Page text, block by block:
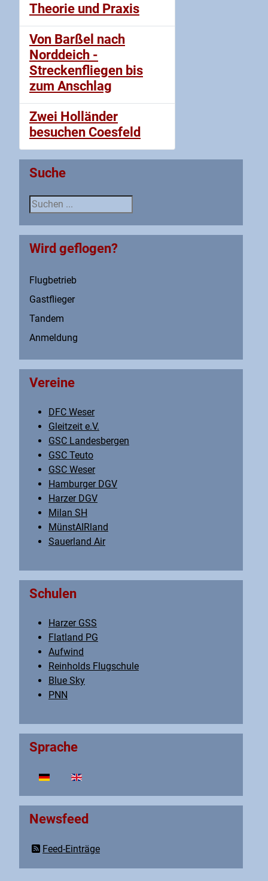
Theorie und Praxis
Von Barßel nach
Norddeich -
Streckenfliegen bis
zum Anschlag
Zwei Holländer
besuchen Coesfeld
Suche
Suche
Wird geflogen?
Flugbetrieb
Gastflieger
Tandem
Anmeldung
Vereine
DFC Weser
Gleitzeit e.V.
GSC Landesbergen
GSC Teuto
GSC Weser
Hamburger DGV
Harzer DGV
Milan SH
MünstAIRland
Sauerland Air
Schulen
Harzer GSS
Flatland PG
Aufwind
Reinholds Flugschule
Blue Sky
PNN
Sprache
Sprache auswählen
Newsfeed
Feed-Einträge